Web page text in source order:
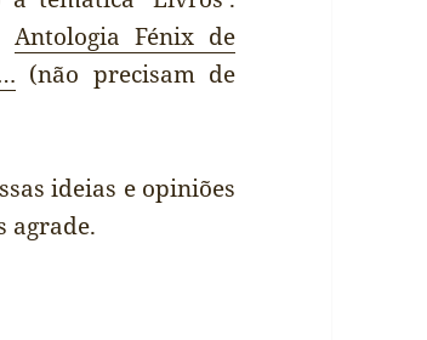
Antologia Fénix de
(não precisam de
ideias e opiniões
agrade.